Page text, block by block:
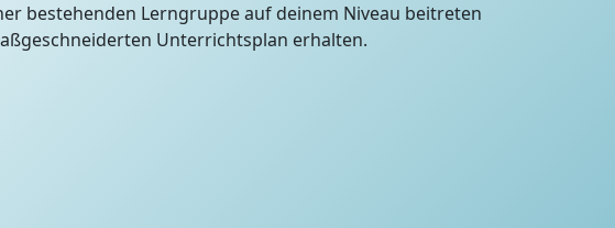
bestehenden Lerngruppe auf deinem Niveau beitreten
Unterrichtsplan erhalten.